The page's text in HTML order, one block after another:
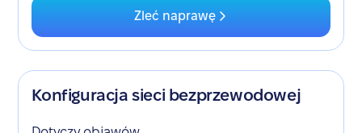
Zleć naprawę
Konfiguracja sieci bezprzewodowej